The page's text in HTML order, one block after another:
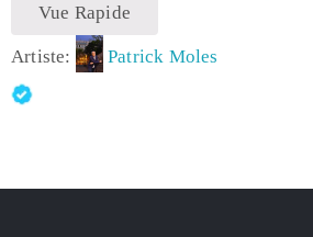
Vue Rapide
Artiste: Patrick Moles